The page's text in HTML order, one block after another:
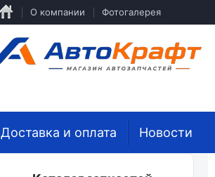
О компании Фотогалерея
Доставка и оплата Новости